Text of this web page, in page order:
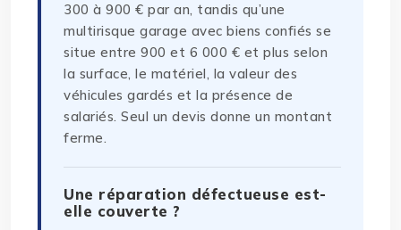
300 à 900 € par an, tandis qu’une
multirisque garage avec biens confiés se
situe entre 900 et 6 000 € et plus selon
la surface, le matériel, la valeur des
véhicules gardés et la présence de
salariés. Seul un devis donne un montant
ferme.
Une réparation défectueuse est-
elle couverte ?